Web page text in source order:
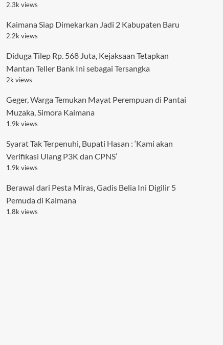
2.3k views
Kaimana Siap Dimekarkan Jadi 2 Kabupaten Baru
2.2k views
Diduga Tilep Rp. 568 Juta, Kejaksaan Tetapkan
Mantan Teller Bank Ini sebagai Tersangka
2k views
Geger, Warga Temukan Mayat Perempuan di Pantai
Muzaka, Simora Kaimana
1.9k views
Syarat Tak Terpenuhi, Bupati Hasan : ‘Kami akan
Verifikasi Ulang P3K dan CPNS’
1.9k views
Berawal dari Pesta Miras, Gadis Belia Ini Digilir 5
Pemuda di Kaimana
1.8k views